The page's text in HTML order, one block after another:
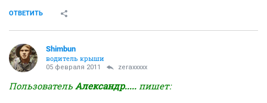
ОТВЕТИТЬ
Shimbun
водитель крыши
05 февраля 2011 zeraxxxxx
Пользователь Александр..... пишет: